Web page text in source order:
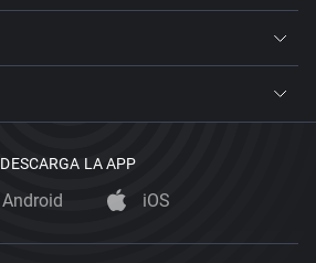
DESCARGA LA APP
Android iOS